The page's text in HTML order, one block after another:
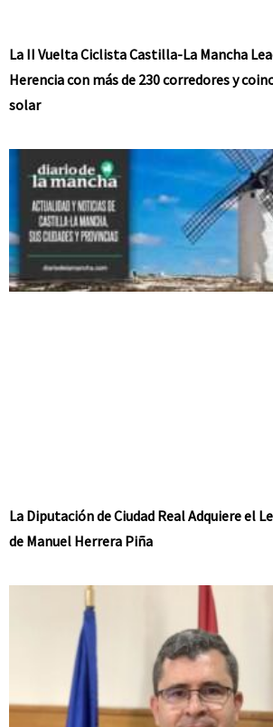
La II Vuelta Ciclista Castilla-La Mancha
Herencia con más de 230 corredores y
solar
La Diputación de Ciudad Real Adquiere el
de Manuel Herrera Piña